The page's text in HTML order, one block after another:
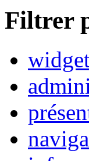
Filtrer